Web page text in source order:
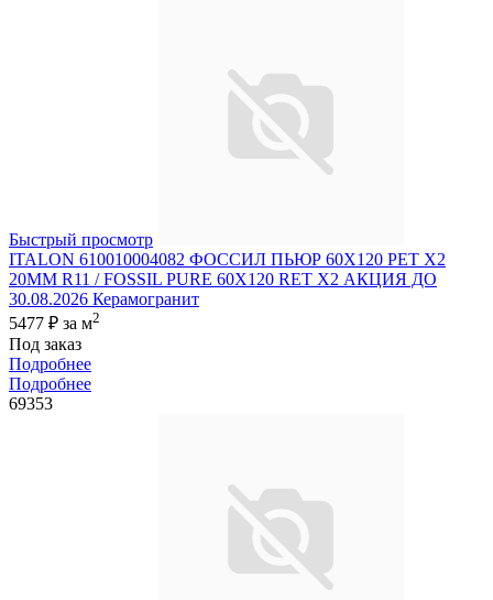
Быстрый просмотр
ITALON 610010004082 ФОССИЛ ПЬЮР 60X120 РЕТ Х2
20MM R11 / FOSSIL PURE 60X120 RET X2 АКЦИЯ ДО
30.08.2026 Керамогранит
5477 ₽ за м2
Под заказ
Подробнее
Подробнее
69353